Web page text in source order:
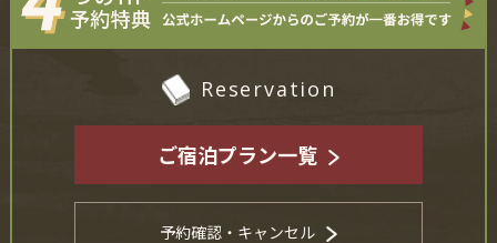
Reservation
ご宿泊プラン一覧
予約確認・キャンセル